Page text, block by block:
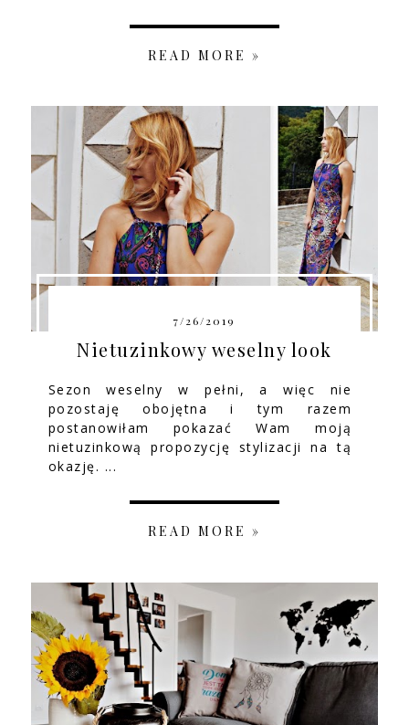
READ MORE »
7/26/2019
Nietuzinkowy weselny look
Sezon weselny w pełni, a więc nie
pozostaję obojętna i tym razem
postanowiłam pokazać Wam moją
nietuzinkową propozycję stylizacji na tą
okazję. ...
READ MORE »